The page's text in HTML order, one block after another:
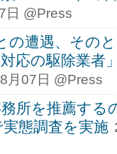
日 @Press
の遭遇、その
の駆除業者
月07日 @Press
所を推薦する
態調査を実施